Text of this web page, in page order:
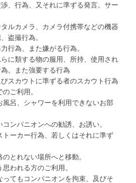
、行為、又それに準ずる発言。サー
ルカメラ、カメラ付携帯などの機器
盗撮行為。
行為、また嫌がる行為。
に類する物の服用、所持、使用され
。また強要する行為
スカウトに準ずる者のスカウト行為
ご利用。
呂、シャワーを利用できないお部
ンパニオンへの勧誘、お誘い。
ーカー行為、若しくはそれに準ず
とれない場所へと移動。
われる方のご利用。
てもコンパニオンを拘束、及びそ